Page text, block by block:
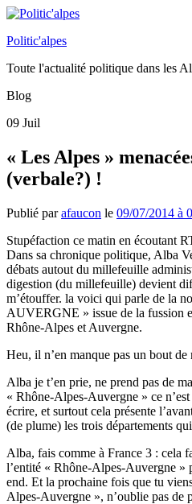
Politic'alpes
Toute l'actualité politique dans les
Blog
09 Juil
« Les Alpes »
(verbale?) !
Publié parafaucon le 09/07/2014 à
Stupéfaction ce matin en écoutant
Dans sa chronique politique, Alba
débats autout du millefeuille
digestion (du millefeuille) devient
m’étouffer. la voici qui parle de la
AUVERGNE » issue de la fussion
Rhône-Alpes et Auvergne.
Heu, il n’en manque pas un bout
Alba je t’en prie, ne prend pas de
« Rhône-Alpes-Auvergne » ce
écrire, et surtout cela présente
(de plume) les trois départements
Alba, fais comme à France 3 : cela
l’entité « Rhône-Alpes-Auvergne »
end. Et la prochaine fois que tu
Alpes-Auvergne », n’oublie pas de